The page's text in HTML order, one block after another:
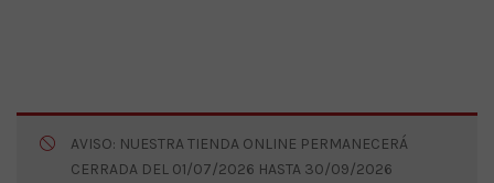
AVISO: NUESTRA TIENDA ONLINE PERMANECERÁ
CERRADA DEL 01/07/2026 HASTA 30/09/2026